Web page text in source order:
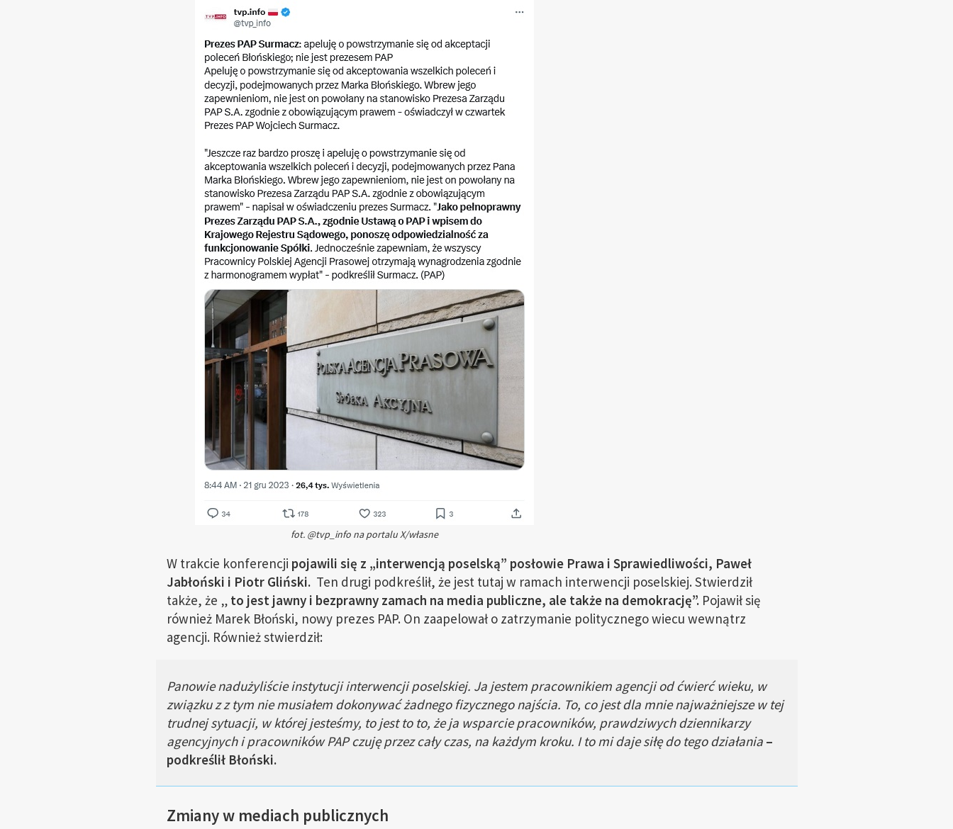
fot. @tvp_info na portalu X/własne
W trakcie konferencji pojawili się z „interwencją poselską” posłowie Prawa i Sprawiedliwości, Paweł
Jabłoński i Piotr Gliński. Ten drugi podkreślił, że jest tutaj w ramach interwencji poselskiej. Stwierdził
także, że „to jest jawny i bezprawny zamach na media publiczne, ale także na demokrację”.Pojawił się
również Marek Błoński, nowy prezes PAP. On zaapelował o zatrzymanie politycznego wiecu wewnątrz
agencji. Również stwierdził:
Panowie nadużyliście instytucji interwencji poselskiej. Ja jestem pracownikiem agencji od ćwierć wieku, w
związku z z tym nie musiałem dokonywać żadnego fizycznego najścia. To, co jest dla mnie najważniejsze w tej
trudnej sytuacji, w której jesteśmy, to jest to to, że ja wsparcie pracowników, prawdziwych dziennikarzy
agencyjnych i pracowników PAP czuję przez cały czas, na każdym kroku. I to mi daje siłę do tego działania –
podkreślił Błoński.
Zmiany w mediach publicznych